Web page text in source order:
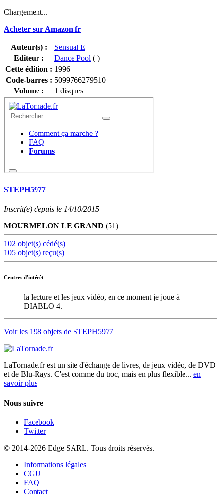
Chargement...
Acheter sur Amazon.fr
Auteur(s) :
Sensual E
Editeur :
Dance Pool ( )
Cette édition : 1996
Code-barres : 5099766279510
Volume :
1 disques
STEPH5977
Inscrit(e) depuis le 14/10/2015
MOURMELON LE GRAND (51)
102 objet(s) cédé(s)
105 objet(s) reçu(s)
Centres d'intérêt
la lecture et les jeux vidéo, en ce moment je joue à
DIABLO 4.
Voir les 198 objets de STEPH5977
LaTornade.frest un site d'échange de livres, de jeux vidéo, de DVD
et de Blu-Rays. C'est comme du troc, mais en plus flexible... en
savoir plus
Nous suivre
Facebook
Twitter
© 2014-2026 Edge SARL. Tous droits réservés.
Informations légales
CGU
FAQ
Contact